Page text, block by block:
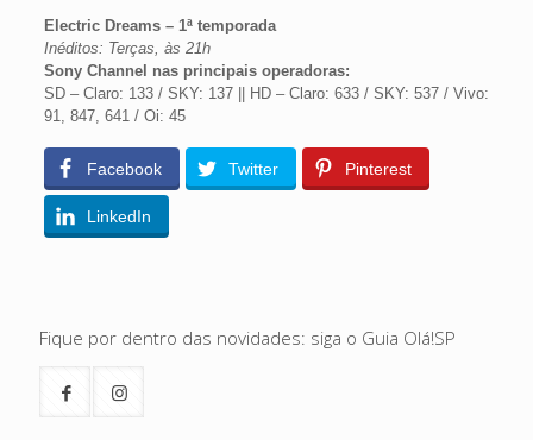
Electric Dreams – 1ª temporada
Inéditos: Terças, às 21h
Sony Channel nas principais operadoras:
SD – Claro: 133 / SKY: 137 || HD – Claro: 633 / SKY: 537 / Vivo:
91, 847, 641 / Oi: 45
Facebook Twitter Pinterest
LinkedIn
Fique por dentro das novidades: siga o Guia Olá!SP